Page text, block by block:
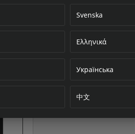
Svenska
Ελληνικά
Українська
中文